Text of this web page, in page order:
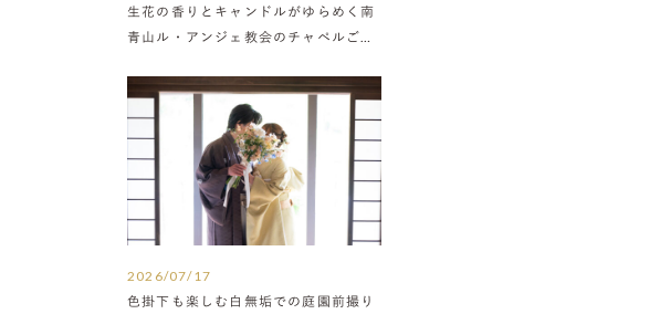
生花の香りとキャンドルがゆらめく南
青山ル・アンジェ教会のチャペルご紹
2026/07/17
色掛下も楽しむ白無垢での庭園前撮り